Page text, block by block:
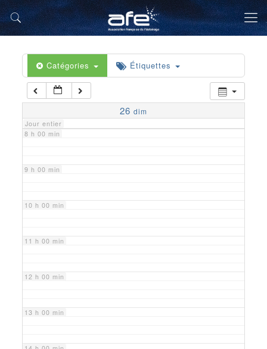
Catégories Étiquettes
26 dim
Jour entier
5 h 00 min
6 h 00 min
7 h 00 min
8 h 00 min
9 h 00 min
10 h 00 min
11 h 00 min
12 h 00 min
13 h 00 min